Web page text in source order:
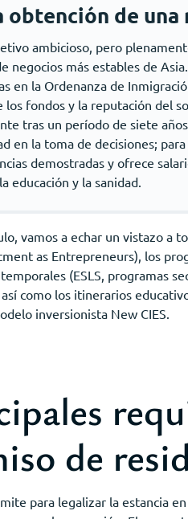
obtención de
ambicioso, pero
negocios más estables de
en la Ordenanza de
los fondos y la reputación del
tras un período de siete
en la toma de decisiones;
demostradas y ofrece
educación y la sanidad.
vamos a echar un vistazo a
as Entrepreneurs), los
(ESLS, programas
como los itinerarios
inversionista New CIES.
de
para legalizar la estancia